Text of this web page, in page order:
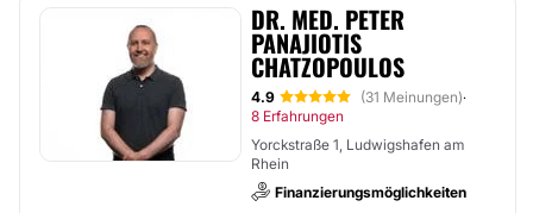
DR. MED. PETER
PANAJIOTIS
CHATZOPOULOS
4.9 (31 Meinungen)·
8 Erfahrungen
Yorckstraße 1, Ludwigshafen am
Rhein
Finanzierungsmöglichkeiten